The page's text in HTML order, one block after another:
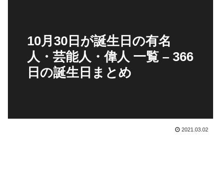
10月30日が誕生日の有名
人・芸能人・偉人 一覧 – 366
日の誕生日まとめ
2021.03.02